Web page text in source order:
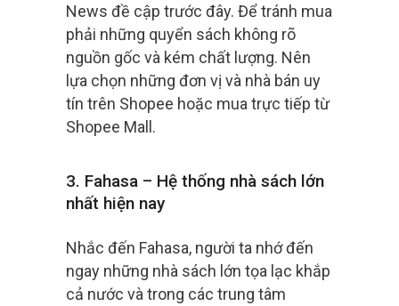
News đề cập trước đây. Để tránh mua
phải những quyển sách không rõ
nguồn gốc và kém chất lượng. Nên
lựa chọn những đơn vị và nhà bán uy
tín trên Shopee hoặc mua trực tiếp từ
Shopee Mall.
3. Fahasa – Hệ thống nhà sách lớn
nhất hiện nay
Nhắc đến Fahasa, người ta nhớ đến
ngay những nhà sách lớn tọa lạc khắp
cả nước và trong các trung tâm